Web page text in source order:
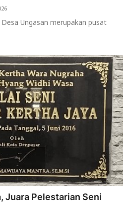
Ungasan merupakan pusat
Juara Pelestarian Seni